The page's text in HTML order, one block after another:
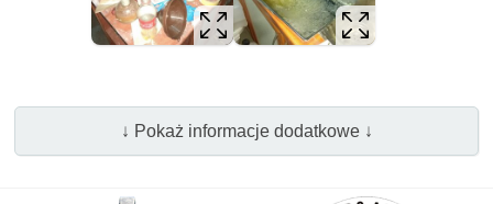
↓ Pokaż informacje dodatkowe ↓